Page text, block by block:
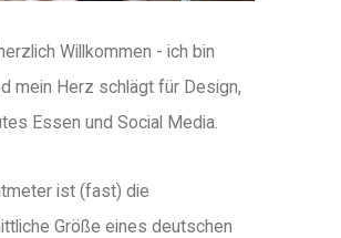
Willkommen - ich bin
mein Herz schlägt für Design,
Essen und Social Media.
ist (fast) die
Größe eines deutschen